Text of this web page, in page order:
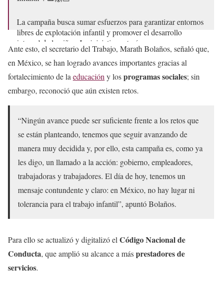
La campaña busca sumar esfuerzos para garantizar entornos
libres de explotación infantil y promover el desarrollo
integral de la niñez. La iniciativa estará…
pic.twitter.com/ncWOD9nxSo
— SECTUR México (@SECTUR_mx)
May 18, 2026
Ante esto, el secretario del Trabajo, Marath Bolaños, señaló que,
en México, se han logrado avances importantes gracias al
fortalecimiento de la educación y losprogramas sociales; sin
embargo, reconoció que aún existen retos.
“Ningún avance puede ser suficiente frente a los retos que
se están planteando, tenemos que seguir avanzando de
manera muy decidida y, por ello, esta campaña es, como ya
les digo, un llamado a la acción: gobierno, empleadores,
trabajadoras y trabajadores. El día de hoy, tenemos un
mensaje contundente y claro: en México, no hay lugar ni
tolerancia para el trabajo infantil”, apuntó Bolaños.
Para ello se actualizó y digitalizó el Código Nacional de
Conducta, que amplió su alcance a másprestadores de
servicios.